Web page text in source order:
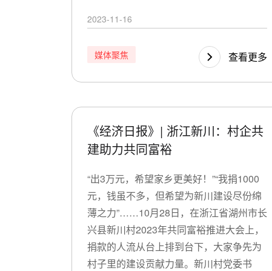
2023-11-16
媒体聚焦 查看更多
《经济日报》| 浙江新川：村企共
建助力共同富裕
​“出3万元，希望家乡更美好！”“我捐1000
元，钱虽不多，但希望为新川建设尽份绵
薄之力”……10月28日，在浙江省湖州市长
兴县新川村2023年共同富裕推进大会上，
捐款的人流从台上排到台下，大家争先为
村子里的建设贡献力量。新川村党委书